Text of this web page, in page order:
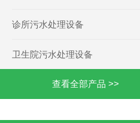
诊所污水处理设备
卫生院污水处理设备
查看全部产品 >>